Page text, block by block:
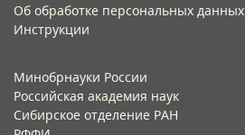
Об обработке персональных данных​
Инструкции​
Минобрнауки России
Российская академия наук
Сибирское отделение РАН